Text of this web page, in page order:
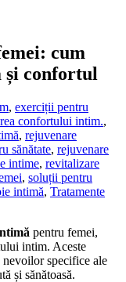
cum
și confortul
, exerciții pentru
confortului intim.,
, rejuvenare
sănătate, rejuvenare
intime, revitalizare
, soluții pentru
intimă, Tratamente
pentru femei,
intim. Aceste
nevoilor specifice ale
și sănătoasă.